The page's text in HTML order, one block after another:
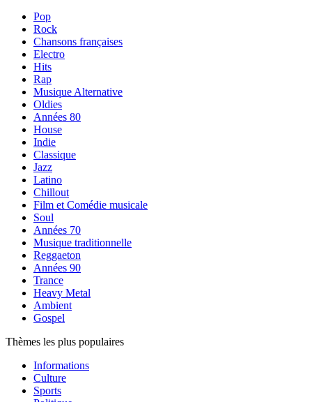
Pop
Rock
Chansons françaises
Electro
Hits
Rap
Musique Alternative
Oldies
Années 80
House
Indie
Classique
Jazz
Latino
Chillout
Film et Comédie musicale
Soul
Années 70
Musique traditionnelle
Reggaeton
Années 90
Trance
Heavy Metal
Ambient
Gospel
Thèmes les plus populaires
Informations
Culture
Sports